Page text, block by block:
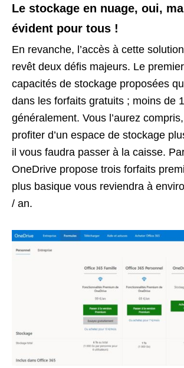
Le stockage en nuage, oui,
évident pour tous !
En revanche, l’accès à cette
revêt deux défis majeurs. Le
capacités de stockage proposées
dans les forfaits gratuits ; moins de
généralement. Vous l’aurez
profiter d’un espace de stockage
il vous faudra passer à la caisse.
OneDrive propose trois forfaits
plus basique vous reviendra à
/ an.